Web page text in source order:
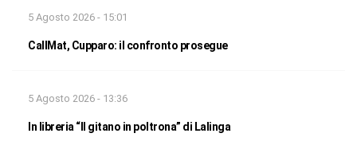
5 Agosto 2026 - 15:01
CallMat, Cupparo: il confronto prosegue
5 Agosto 2026 - 13:36
In libreria “Il gitano in poltrona” di Lalinga